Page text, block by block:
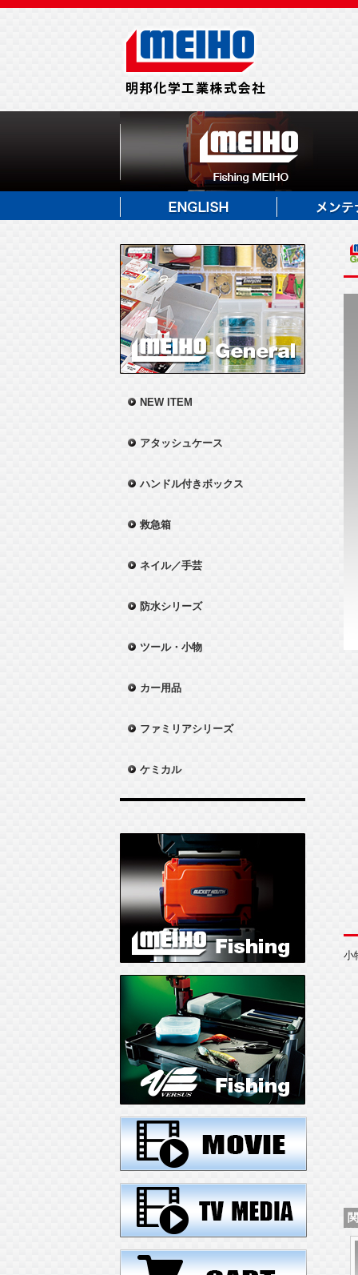
NEW ITEM
アタッシュケース
ハンドル付きボックス
救急箱
ネイル／手芸
防水シリーズ
ツール・小物
カー用品
ファミリアシリーズ
ケミカル
小